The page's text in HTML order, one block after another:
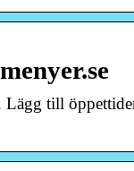
till